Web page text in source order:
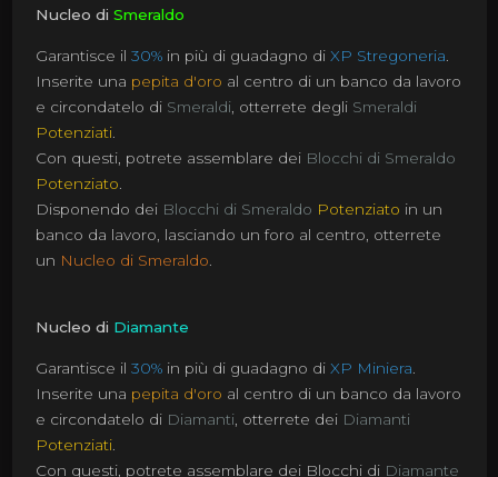
Nucleo di Smeraldo
Garantisce il 30%in più di guadagno di XP Stregoneria
Inserite una pepita d'oro al centro di un banco da lavoro
e circondatelo di Smeraldi, otterrete degli Smeraldi
Potenziati.
Con questi, potrete assemblare dei Blocchi di Smeraldo
Potenziato
Disponendo dei Blocchi di Smeraldo Potenziato in un
banco da lavoro, lasciando un foro al centro, otterrete
un Nucleo di Smeraldo
Nucleo di Diamante
Garantisce il 30%in più di guadagno di XP Miniera
Inserite una pepita d'oro al centro di un banco da lavoro
e circondatelo di Diamanti, otterrete dei Diamanti
Potenziati.
Con questi, potrete assemblare dei Blocchi di Diamante